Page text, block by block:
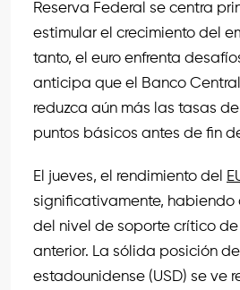
Reserva Federal se centra
estimular el crecimiento del
tanto, el euro enfrenta
anticipa que el Banco Central
reduzca aún más las tasas
puntos básicos antes de fin
El jueves, el rendimiento del
significativamente,
del nivel de soporte crítico de
anterior. La sólida posición
estadounidense (USD) se ve